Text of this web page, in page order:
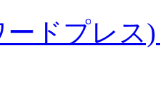
ードプレス)